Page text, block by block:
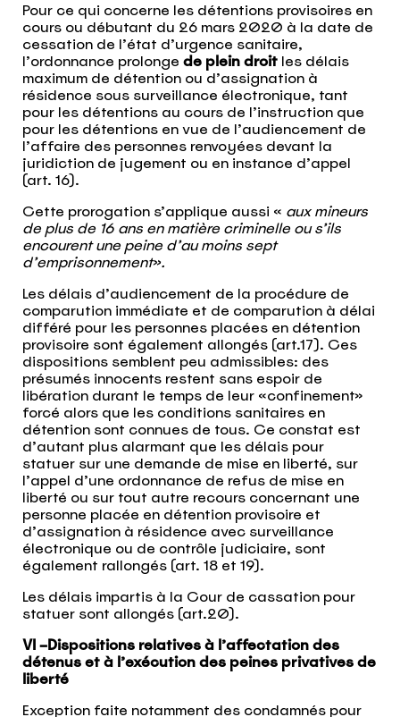
Pour ce qui concerne les détentions provisoires en
cours ou débutant du 26 mars 2020 à la date de
cessation de l’état d’urgence sanitaire,
l’ordonnance prolonge de plein droit les délais
maximum de détention ou d’assignation à
résidence sous surveillance électronique, tant
pour les détentions au cours de l’instruction que
pour les détentions en vue de l’audiencement de
l’affaire des personnes renvoyées devant la
juridiction de jugement ou en instance d’appel
(art. 16).
Cette prorogation s’applique aussi « aux mineurs
de plus de 16 ans en matière criminelle ou s’ils
encourent une peine d’au moins sept
d’emprisonnement».
Les délais d’audiencement de la procédure de
comparution immédiate et de comparution à délai
différé pour les personnes placées en détention
provisoire sont également allongés (art.17). Ces
dispositions semblent peu admissibles: des
présumés innocents restent sans espoir de
libération durant le temps de leur «confinement»
forcé alors que les conditions sanitaires en
détention sont connues de tous. Ce constat est
d’autant plus alarmant que les délais pour
statuer sur une demande de mise en liberté, sur
l’appel d’une ordonnance de refus de mise en
liberté ou sur tout autre recours concernant une
personne placée en détention provisoire et
d’assignation à résidence avec surveillance
électronique ou de contrôle judiciaire, sont
également rallongés (art. 18 et 19).
Les délais impartis à la Cour de cassation pour
statuer sont allongés (art.20).
VI –Dispositions relatives à l’affectation des
détenus et à l’exécution des peines privatives de
liberté
Exception faite notamment des condamnés pour